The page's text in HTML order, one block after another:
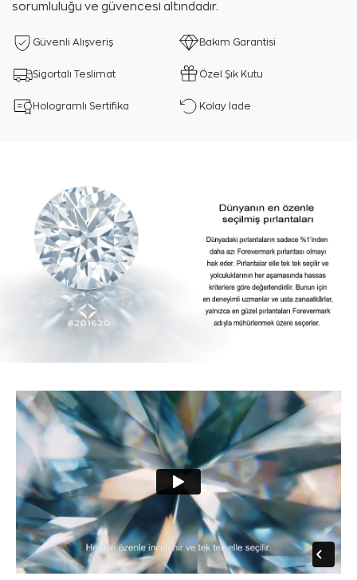
sorumluluğu ve güvencesi altındadır.
Güvenli Alışveriş Bakım Garantisi
Sigortalı Teslimat Özel Şık Kutu
Hologramlı Sertifika Kolay İade